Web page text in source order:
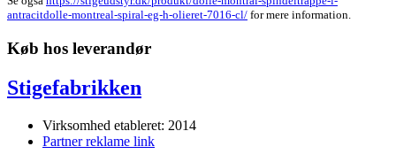
antracitdolle-montreal-spiral-eg-h-olieret-7016-cl/ for mere information.
Køb hos leverandør
Stigefabrikken
Virksomhed etableret: 2014
Partner reklame link